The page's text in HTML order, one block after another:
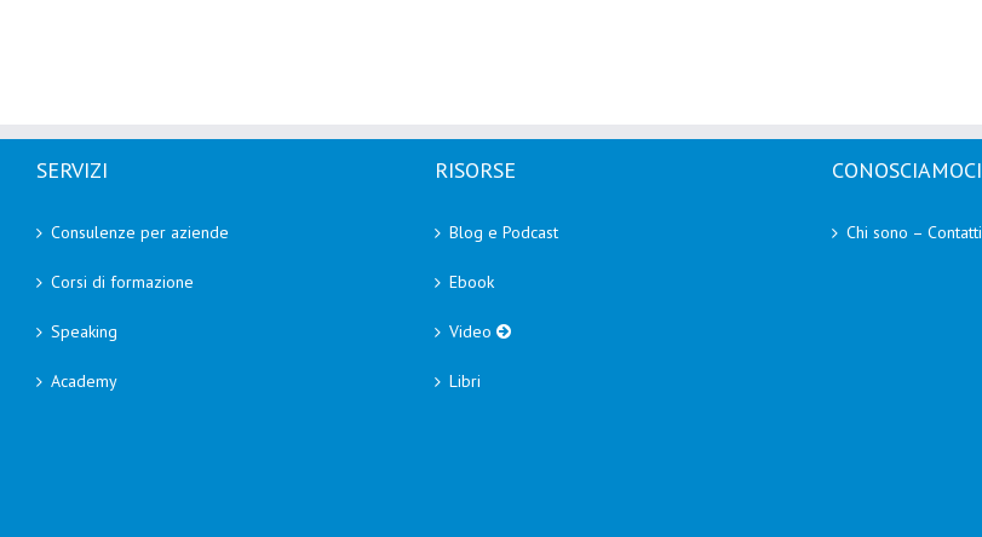
SERVIZI
Consulenze per aziende
Corsi di formazione
Speaking
Academy
RISORSE
Blog e Podcast
Ebook
Video
Libri
CONOSCIAMOCI
Chi sono – Contatti